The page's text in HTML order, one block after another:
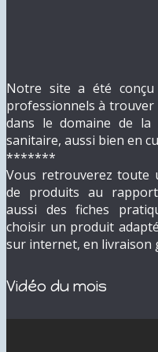
Notre site a été
professionnels à trouver
dans le domaine de la
sanitaire, aussi bien en
*******
Vous retrouverez toute
de produits au
aussi des fiches
choisir un produit
sur internet, en livraison
Vidéo du mois